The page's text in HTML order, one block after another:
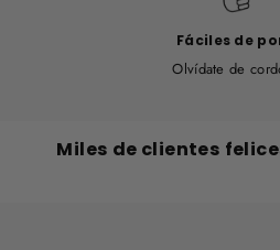
Fáciles de
Olvídate de
Miles de clientes